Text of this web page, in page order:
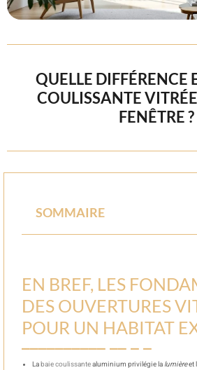
QUELLE DIFFÉRENCE
COULISSANTE
FENÊTRE ?
SOMMAIRE
EN BREF, LES
DES OUVERTURES
POUR UN HABITAT
Labaie coulissantealuminium privilégie la lumièreet